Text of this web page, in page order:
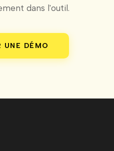
dans l'outil.
UNE DÉMO